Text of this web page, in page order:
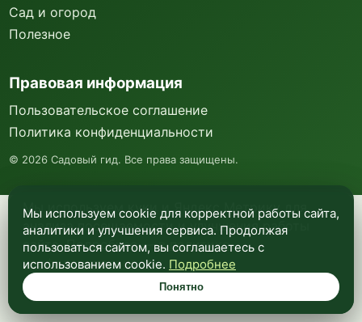
Мы используем куки и Яндекс Метрику для
анализа посещаемости и улучшения работы
сайта. Подробнее —в политике
конфиденциальности.
Понятно
Сад и огород
Полезное
Правовая информация
Пользовательское соглашение
Политика конфиденциальности
© 2026 Садовый гид. Все права защищены.
Мы используем cookie для корректной работы сайта,
аналитики и улучшения сервиса. Продолжая
пользоваться сайтом, вы соглашаетесь с
использованием cookie. Подробнее
Понятно